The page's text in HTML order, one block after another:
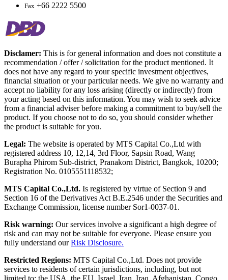
Fax +66 2222 5500
Disclamer: This is for general information and does not constitute a
recommendation / offer / solicitation for the product mentioned. It
does not have any regard to your specific investment objectives,
financial situation or your particular needs. We give no warranty and
accept no liability for any loss arising (directly or indirectly) from
your acting based on this information. You may wish to seek advice
from a financial adviser before making a commitment to buy/sell the
product. If you choose not to do so, you should consider whether
the product is suitable for you.
Legal: The website is operated by MTS Capital Co.,Ltd with
registered address 10, 12,14, 3rd Floor, Sapsin Road, Wang
Burapha Phirom Sub-district, Pranakorn District, Bangkok, 10200;
Registration No. 0105551118532;
MTS Capital Co.,Ltd. Is registered by virtue of Section 9 and
Section 16 of the Derivatives Act B.E.2546 under the Securities and
Exchange Commission, license number Sor1-0037-01.
Risk warning: Our services involve a significant a high degree of
risk and can may not be suitable for everyone. Please ensure you
fully understand ourRisk Disclosure.
Restricted Regions: MTS Capital Co.,Ltd. Does not provide
services to residents of certain jurisdictions, including, but not
limited to: the USA, the EU, Israel, Iran, Iraq, Afghanistan, Congo,